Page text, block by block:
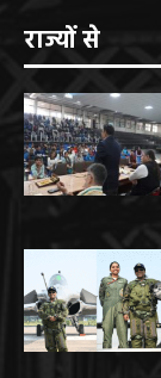
राज्यों से